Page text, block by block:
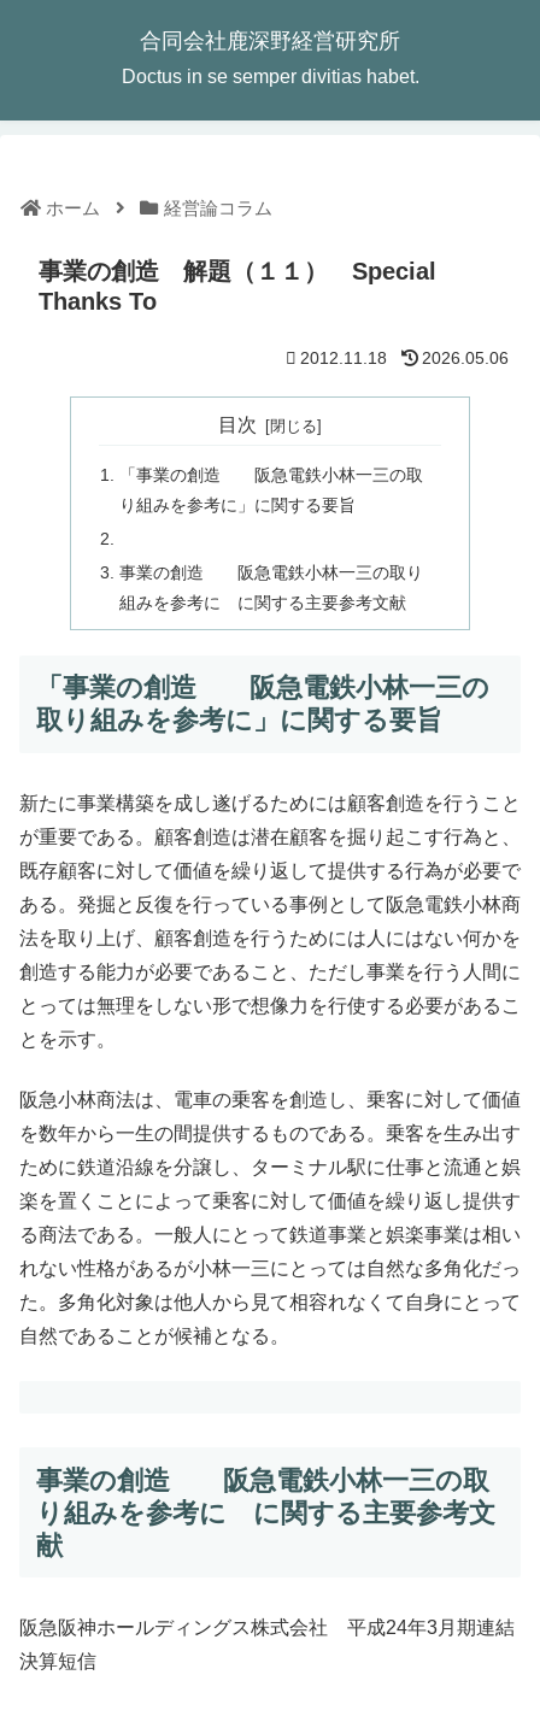
合同会社鹿深野経営研究所
Doctus in se semper divitias habet.
ホーム 経営論コラム
事業の創造 解題（１１） Special
Thanks To
2012.11.18 2026.05.06
目次
「事業の創造 阪急電鉄小林一三の取
り組みを参考に」に関する要旨
事業の創造 阪急電鉄小林一三の取り
組みを参考に に関する主要参考文献
「事業の創造 阪急電鉄小林一三の
取り組みを参考に」に関する要旨
新たに事業構築を成し遂げるためには顧客創造を行うこと
が重要である。顧客創造は潜在顧客を掘り起こす行為と、
既存顧客に対して価値を繰り返して提供する行為が必要で
ある。発掘と反復を行っている事例として阪急電鉄小林商
法を取り上げ、顧客創造を行うためには人にはない何かを
創造する能力が必要であること、ただし事業を行う人間に
とっては無理をしない形で想像力を行使する必要があるこ
とを示す。
阪急小林商法は、電車の乗客を創造し、乗客に対して価値
を数年から一生の間提供するものである。乗客を生み出す
ために鉄道沿線を分譲し、ターミナル駅に仕事と流通と娯
楽を置くことによって乗客に対して価値を繰り返し提供す
る商法である。一般人にとって鉄道事業と娯楽事業は相い
れない性格があるが小林一三にとっては自然な多角化だっ
た。多角化対象は他人から見て相容れなくて自身にとって
自然であることが候補となる。
事業の創造 阪急電鉄小林一三の取
り組みを参考に に関する主要参考文
献
阪急阪神ホールディングス株式会社 平成24年3月期連結
決算短信